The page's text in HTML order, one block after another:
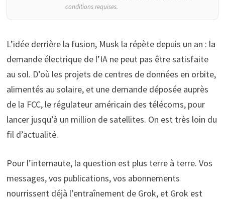
conditions requises.
L’idée derrière la fusion, Musk la répète depuis un an : la
demande électrique de l’IA ne peut pas être satisfaite
au sol. D’où les projets de centres de données en orbite,
alimentés au solaire, et une demande déposée auprès
de la FCC, le régulateur américain des télécoms, pour
lancer jusqu’à un million de satellites. On est très loin du
fil d’actualité.
Pour l’internaute, la question est plus terre à terre. Vos
messages, vos publications, vos abonnements
nourrissent déjà l’entraînement de Grok, et Grok est